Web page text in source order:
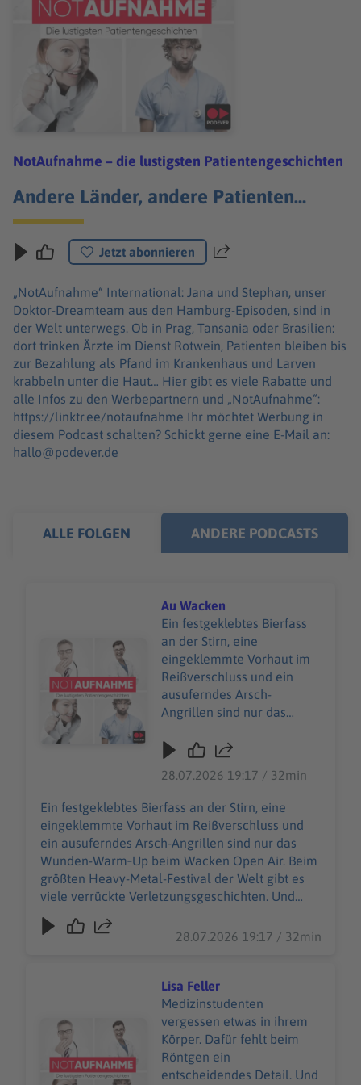
NotAufnahme – die lustigsten Patientengeschichten
Andere Länder, andere Patienten…
Jetzt abonnieren Teilen
„NotAufnahme“ International: Jana und Stephan, unser
Doktor-Dreamteam aus den Hamburg-Episoden, sind in
der Welt unterwegs. Ob in Prag, Tansania oder Brasilien:
dort trinken Ärzte im Dienst Rotwein, Patienten bleiben bis
zur Bezahlung als Pfand im Krankenhaus und Larven
krabbeln unter die Haut… Hier gibt es viele Rabatte und
alle Infos zu den Werbepartnern und „NotAufnahme“:
https://linktr.ee/notaufnahme Ihr möchtet Werbung in
diesem Podcast schalten? Schickt gerne eine E-Mail an:
hallo@podever.de
ALLE FOLGEN ANDERE PODCASTS
Audiotitel - Au Wacken
Au Wacken
Ein festgeklebtes Bierfass
an der Stirn, eine
eingeklemmte Vorhaut im
Reißverschluss und ein
ausuferndes Arsch-
Angrillen sind nur das
Wacken Open Air. Beim
Festival der Welt gibt es
viele verrückte
Verletzungsgeschichten.
Und Wiebke Düsberg
macht sich nicht vom
(berühmtesten) Acker,
sondern nimmt die
heilende Herausforderung
500 weiteren
Rescue Squads. 85.000
W:O:A-Fans sind in guten
Händen beim
24‑Stunden‑Sanitätsdienst.
Selbst im schrägsten
*Schlammassel* …
28.07.2026 19:17 / 32min
Ein festgeklebtes Bierfass an der Stirn, eine
eingeklemmte Vorhaut im Reißverschluss und
ein ausuferndes Arsch-Angrillen sind nur das
Wunden-Warm‑Up beim Wacken Open Air. Beim
größten Heavy-Metal-Festival der Welt gibt es
viele verrückte Verletzungsgeschichten. Und
Wiebke Düsberg macht sich nicht vom
(berühmtesten) Acker, sondern nimmt die
Rescue Squads. 85.000 W:O:A-Fans sind in guten
Händen beim 24‑Stunden‑Sanitätsdienst. Selbst
im schrägsten *Schlammassel* … WERBUNG
Hier gibt es viele Rabatte und alle Infos zu den
Werbepartnern und „NotAufnahme“:
https://linktr.ee/notaufnahme Ihr möchtet
28.07.2026 19:17 / 32min
Audiotitel - Lisa Feller
Lisa Feller
Medizinstudenten
vergessen etwas in ihrem
Körper. Dafür fehlt beim
Röntgen ein
entscheidendes Detail. Und